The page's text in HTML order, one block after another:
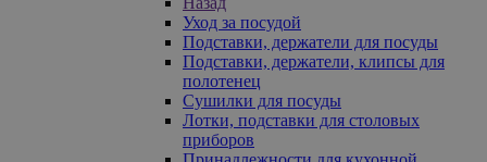
Уход за посудой
Подставки, держатели для посуды
Подставки, держатели, клипсы для
полотенец
Сушилки для посуды
Лотки, подставки для столовых
приборов